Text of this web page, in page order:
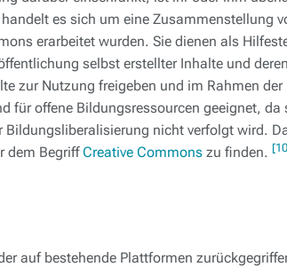
es sich um eine Zusammenstellung
erarbeitet wurden. Sie dienen als
selbst erstellter Inhalte und
zur Nutzung freigeben und im Rahmen
für offene Bildungsressourcen geeignet,
nicht verfolgt wird.
dem BegriffCreative Commons zu finden.
auf bestehende Plattformen